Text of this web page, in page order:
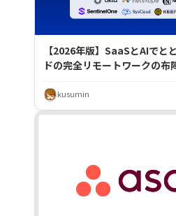
【2026年版】SaaSとAIでと
ドの完全リモートワークの布
kusumin